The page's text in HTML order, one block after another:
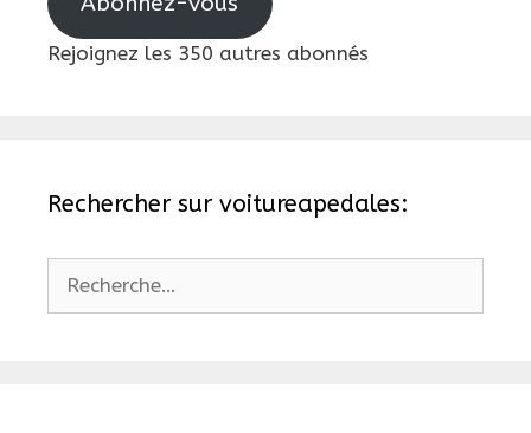
Rejoignez les 350 autres abonnés
Rechercher sur voitureapedales: